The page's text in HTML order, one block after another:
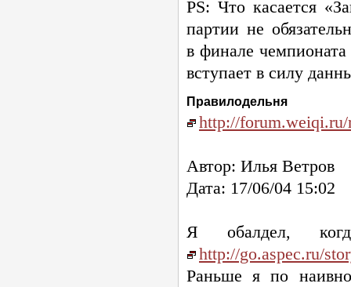
РS: Что касается
партии не
в финале чемпионата
вступает в силу
Правилодельня
http://
Автор: Илья Ветров
Дата: 17/06/04 15:02
Я обалдел,
http://go.aspec.ru/
Раньше я по